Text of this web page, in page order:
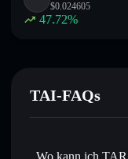
$0.024605
47.72%
TAI-FAQs
Wo kann ich